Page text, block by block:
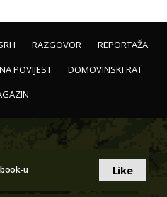
RAZGOVOR
REPORTAŽA
POVIJEST
DOMOVINSKI RAT
u Like